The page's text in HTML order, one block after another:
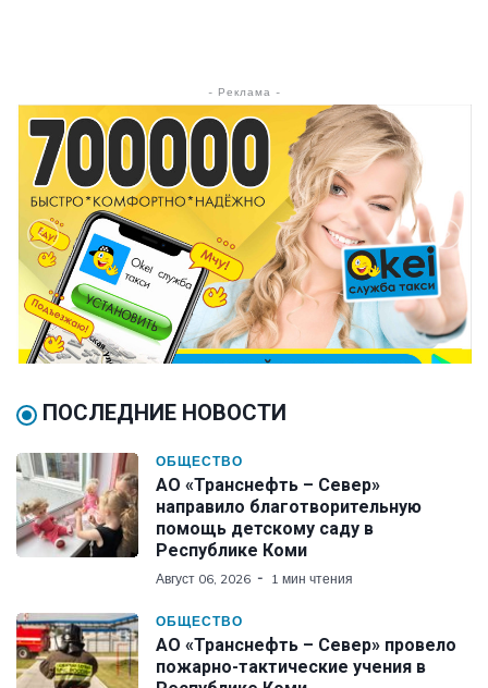
- Реклама -
ПОСЛЕДНИЕ НОВОСТИ
ОБЩЕСТВО
АО «Транснефть – Север»
направило благотворительную
помощь детскому саду в
Республике Коми
Август 06, 2026 1 мин чтения
ОБЩЕСТВО
АО «Транснефть – Север» провело
пожарно-тактические учения в